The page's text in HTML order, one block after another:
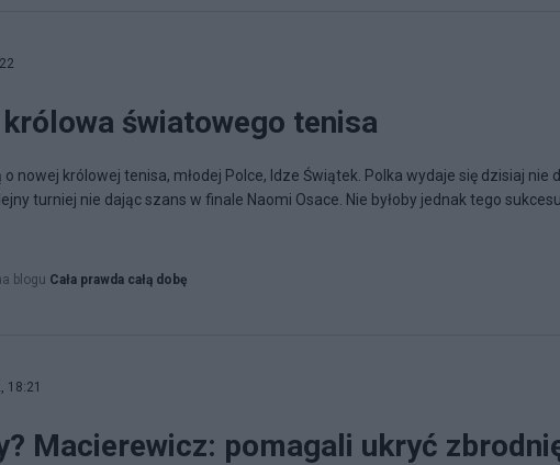
światowego tenisa
nowej królowej tenisa, młodej Polce, Idze Świątek. Polka wydaje się dzisiaj nie
turniej nie dając szans w finale Naomi Osace. Nie byłoby jednak tego sukcesu
blogu Cała prawda całą dobę
18:21
Macierewicz: pomagali ukryć